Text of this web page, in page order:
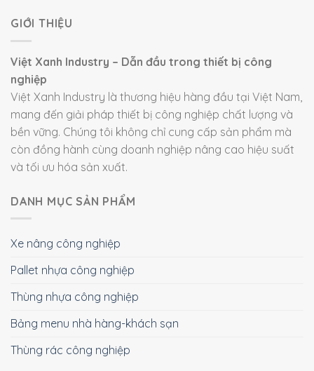
GIỚI THIỆU
Việt Xanh Industry – Dẫn đầu trong thiết bị công
nghiệp
Việt Xanh Industry là thương hiệu hàng đầu tại Việt Nam,
mang đến giải pháp thiết bị công nghiệp chất lượng và
bền vững. Chúng tôi không chỉ cung cấp sản phẩm mà
còn đồng hành cùng doanh nghiệp nâng cao hiệu suất
và tối ưu hóa sản xuất.
DANH MỤC SẢN PHẨM
Xe nâng công nghiệp
Pallet nhựa công nghiệp
Thùng nhựa công nghiệp
Bảng menu nhà hàng-khách sạn
Thùng rác công nghiệp